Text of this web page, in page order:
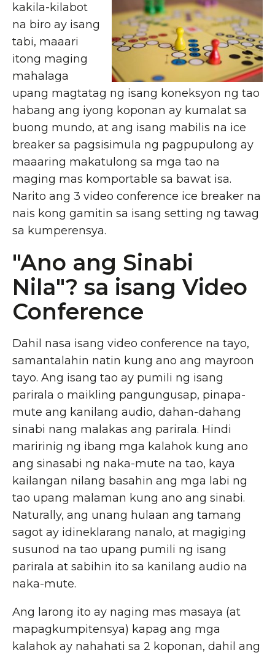
kakila-kilabot
na biro ay isang
tabi, maaari
itong maging
mahalaga
upang magtatag ng isang koneksyon ng tao
habang ang iyong koponan ay kumalat sa
buong mundo, at ang isang mabilis na ice
breaker sa pagsisimula ng pagpupulong ay
maaaring makatulong sa mga tao na
maging mas komportable sa bawat isa.
Narito ang 3 video conference ice breaker na
nais kong gamitin sa isang setting ng tawag
sa kumperensya.
"Ano ang Sinabi
Nila"? sa isang Video
Conference
Dahil nasa isang video conference na tayo,
samantalahin natin kung ano ang mayroon
tayo. Ang isang tao ay pumili ng isang
parirala o maikling pangungusap, pinapa-
mute ang kanilang audio, dahan-dahang
sinabi nang malakas ang parirala. Hindi
maririnig ng ibang mga kalahok kung ano
ang sinasabi ng naka-mute na tao, kaya
kailangan nilang basahin ang mga labi ng
tao upang malaman kung ano ang sinabi.
Naturally, ang unang hulaan ang tamang
sagot ay idineklarang nanalo, at magiging
susunod na tao upang pumili ng isang
parirala at sabihin ito sa kanilang audio na
naka-mute.
Ang larong ito ay naging mas masaya (at
mapagkumpitensya) kapag ang mga
kalahok ay nahahati sa 2 koponan, dahil ang